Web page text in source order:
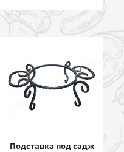
Подставка под садж